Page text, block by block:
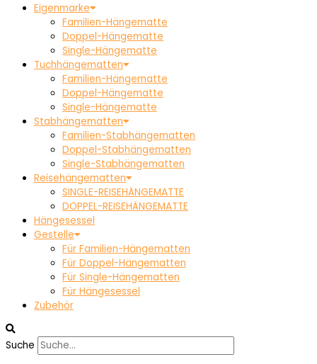
Eigenmarke
Familien-Hängematte
Doppel-Hängematte
Single-Hängematte
Tuchhängematten
Familien-Hängematte
Doppel-Hängematte
Single-Hängematte
Stabhängematten
Familien-Stabhängematten
Doppel-Stabhängematten
Single-Stabhängematten
Reisehängematten
SINGLE-REISEHÄNGEMATTE
DOPPEL-REISEHÄNGEMATTE
Hängesessel
Gestelle
Für Familien-Hängematten
Für Doppel-Hängematten
Für Single-Hängematten
Für Hängesessel
Zubehör
Suche